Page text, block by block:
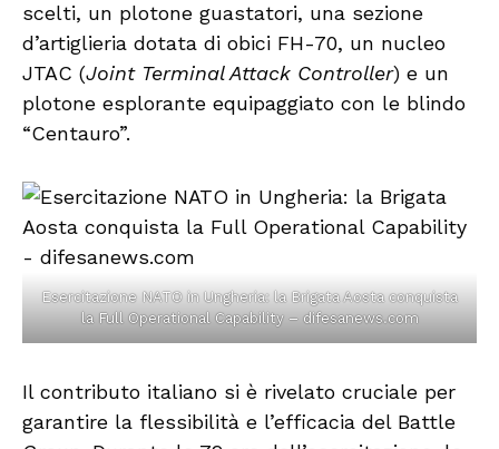
scelti, un plotone guastatori, una sezione
d’artiglieria dotata di obici FH-70, un nucleo
JTAC (Joint Terminal Attack Controller) e un
plotone esplorante equipaggiato con le blindo
“Centauro”.
Esercitazione NATO in Ungheria: la Brigata Aosta conquista
la Full Operational Capability – difesanews.com
Il contributo italiano si è rivelato cruciale per
garantire la flessibilità e l’efficacia del Battle